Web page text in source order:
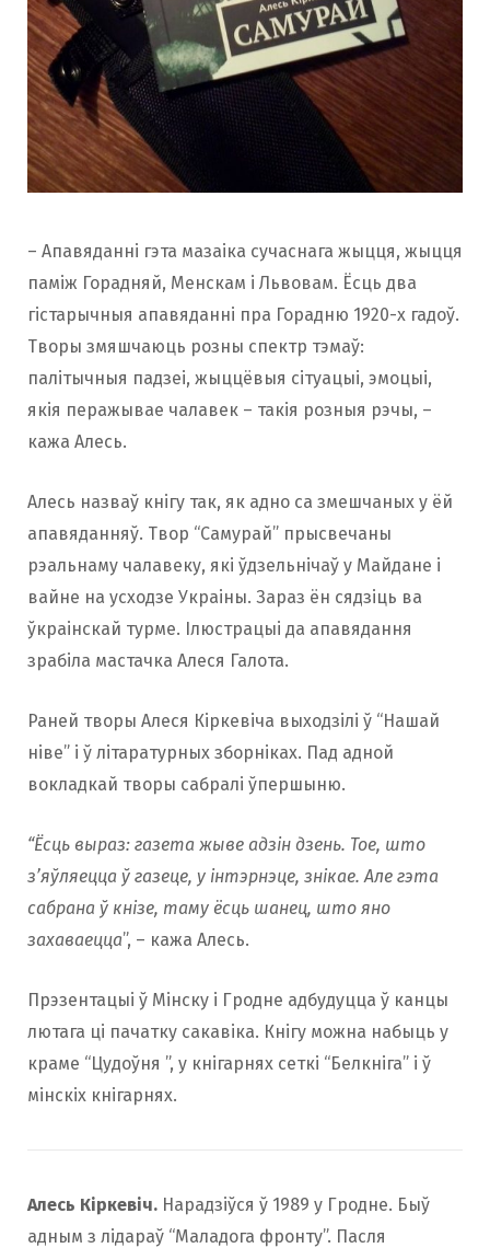
– Апавяданні гэта мазаіка сучаснага жыцця, жыцця
паміж Горадняй, Менскам і Львовам. Ёсць два
гістарычныя апавяданні пра Горадню 1920-х гадоў.
Творы змяшчаюць розны спектр тэмаў:
палітычныя падзеі, жыццёвыя сітуацыі, эмоцыі,
якія перажывае чалавек – такія розныя рэчы, –
кажа Алесь.
Алесь назваў кнігу так, як адно са змешчаных у ёй
апавяданняў. Твор “Самурай” прысвечаны
рэальнаму чалавеку, які ўдзельнічаў у Майдане і
вайне на усходзе Украіны. Зараз ён сядзіць ва
ўкраінскай турме. Ілюстрацыі да апавядання
зрабіла мастачка Алеся Галота.
Раней творы Алеся Кіркевіча выходзілі ў “Нашай
ніве” і ў літаратурных зборніках. Пад адной
вокладкай творы сабралі ўпершыню.
“Ёсць выраз: газета жыве адзін дзень. Тое, што
з’яўляецца ў газеце, у інтэрнэце, знікае. Але гэта
сабрана ў кнізе, таму ёсць шанец, што яно
захаваецца”, – кажа Алесь.
Прэзентацыі ў Мінску і Гродне адбудуцца ў канцы
лютага ці пачатку сакавіка. Кнігу можна набыць у
краме “Цудоўня ”, у кнігарнях сеткі “Белкніга” і ў
мінскіх кнігарнях.
Алесь Кіркевіч. Нарадзіўся ў 1989 у Гродне. Быў
адным з лідараў “Маладога фронту”. Пасля